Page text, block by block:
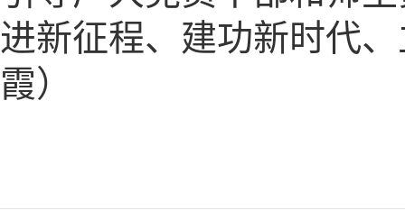
进新征程、建功新时代
霞）